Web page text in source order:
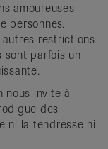
amoureuses
personnes.
restrictions
sont parfois un
nous invite à
des
ni la tendresse ni